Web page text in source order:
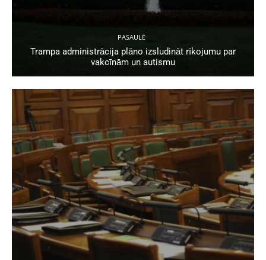
PASAULĒ
Trampa administrācija plāno izsludināt rīkojumu par
vakcīnām un autismu